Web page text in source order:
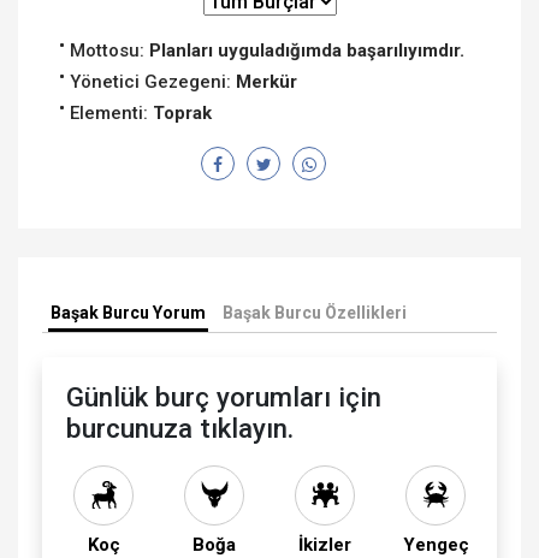
Mottosu: Planları uyguladığımda başarılıyımdır.
Yönetici Gezegeni: Merkür
Elementi: Toprak
Başak Burcu Yorum Başak Burcu Özellikleri
Günlük burç yorumları için
burcunuza tıklayın.
Koç Boğa İkizler Yengeç